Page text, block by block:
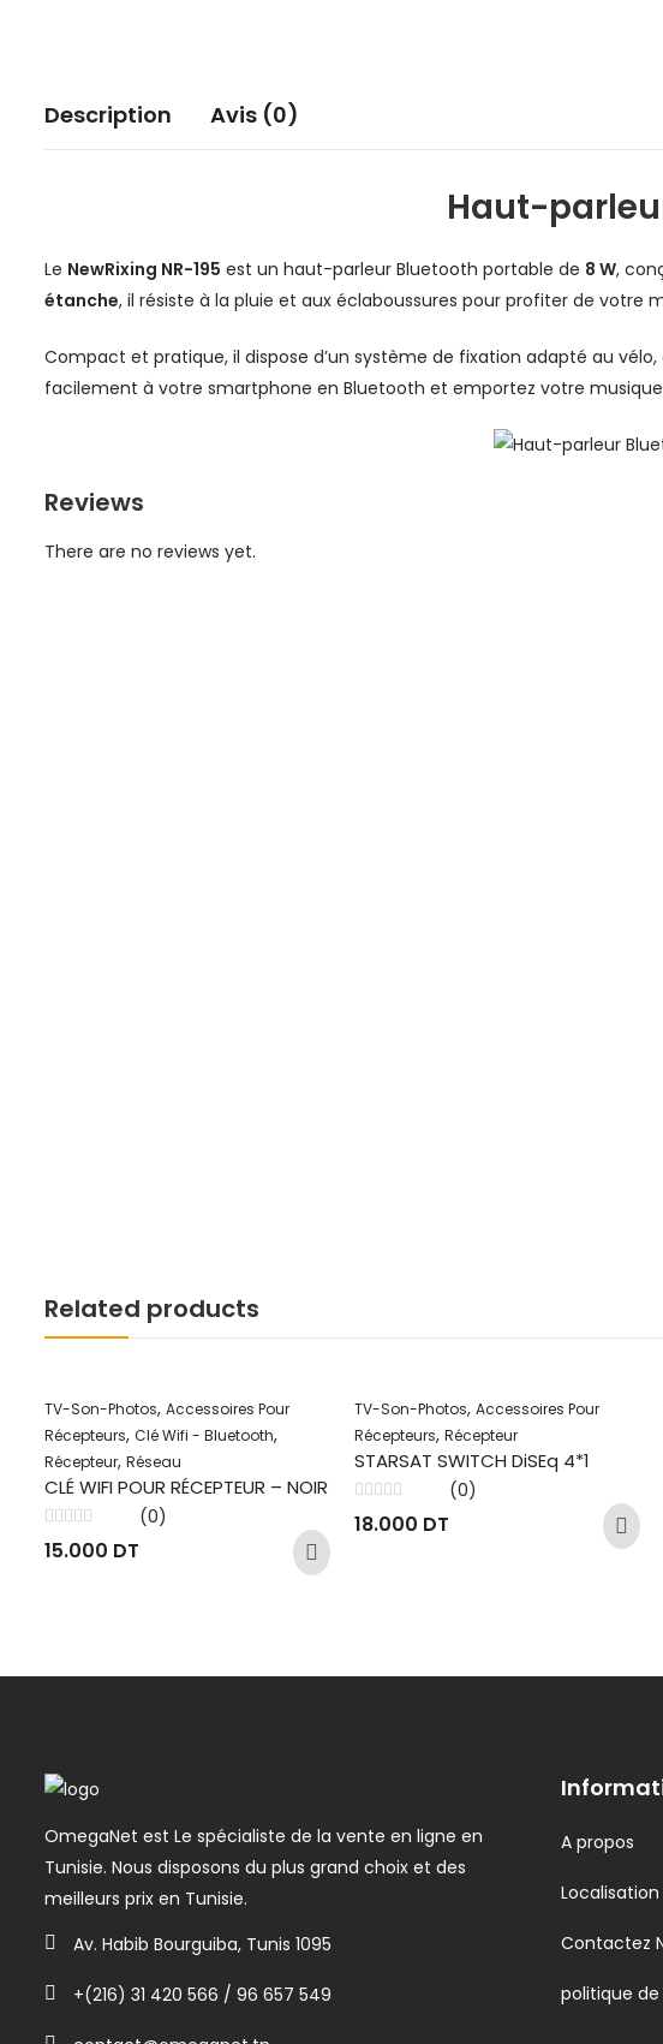
Description Avis (0)
Haut-
Le NewRixing NR-195 est un haut-parleur Bluetooth portable de 8 W,
étanche, il résiste à la pluie et aux éclaboussures pour profiter de votre
Compact et pratique, il dispose d’un système de fixation adapté au
facilement à votre smartphone en Bluetooth et emportez votre
Reviews
There are no reviews yet.
Related products
TV-Son-Photos, Accessoires Pour
Récepteurs, Clé Wifi - Bluetooth,
Récepteur, Réseau
CLÉ WIFI POUR RÉCEPTEUR – NOIR
0
(0)
15.000 DT
TV-Son-Photos, Accessoires Pour
Récepteurs, Récepteur
STARSAT SWITCH DiSEq 4*1
0
(0)
18.000 DT
OmegaNet est Le spécialiste de la vente en ligne en
Tunisie. Nous disposons du plus grand choix et des
meilleurs prix en Tunisie.
Av. Habib Bourguiba, Tunis 1095
+(216) 31 420 566 / 96 657 549
A propos
Localisation
Contactez
politique